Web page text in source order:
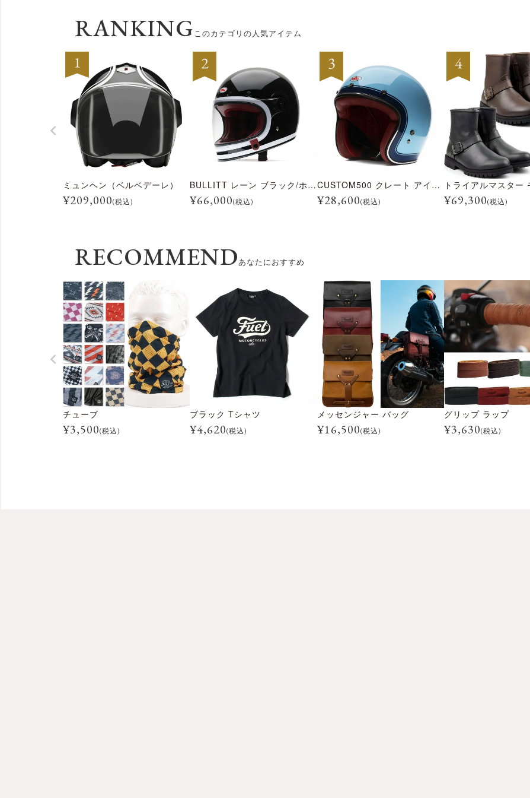
お問合せRANKINGこのカテゴリの人気アイテム
ミュンヘン（ベルベデーレ）
¥209,000(税込)
BULLITT レーン ブラック/ホワイト
¥66,000(税込)
CUSTOM500 クレート アイスブルー
¥28,600(税込) ¥69,300(税込)
RECOMMENDあなたにおすすめ
チューブ
¥3,500(税込)
ブラック Tシャツ
¥4,620(税込)
メッセンジャー バッグ
¥16,500(税込)
グリップ ラップ
¥3,630(税込)